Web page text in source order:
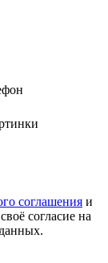
соглашения и
согласие на